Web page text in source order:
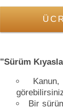
"Sürüm
Bir